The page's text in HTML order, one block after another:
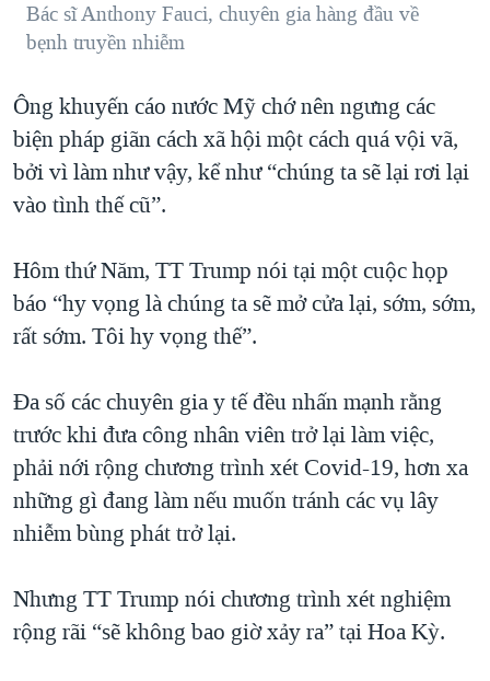
Bác sĩ Anthony Fauci, chuyên gia hàng đầu về
bẹnh truyền nhiễm
Ông khuyến cáo nước Mỹ chớ nên ngưng các
biện pháp giãn cách xã hội một cách quá vội vã,
bởi vì làm như vậy, kể như “chúng ta sẽ lại rơi lại
vào tình thế cũ”.
Hôm thứ Năm, TT Trump nói tại một cuộc họp
báo “hy vọng là chúng ta sẽ mở cửa lại, sớm, sớm,
rất sớm. Tôi hy vọng thế”.
Đa số các chuyên gia y tế đều nhấn mạnh rằng
trước khi đưa công nhân viên trở lại làm việc,
phải nới rộng chương trình xét Covid-19, hơn xa
những gì đang làm nếu muốn tránh các vụ lây
nhiễm bùng phát trở lại.
Nhưng TT Trump nói chương trình xét nghiệm
rộng rãi “sẽ không bao giờ xảy ra” tại Hoa Kỳ.